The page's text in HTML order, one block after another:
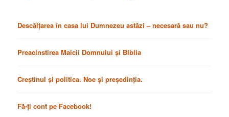
Descălțarea în casa lui Dumnezeu astăzi – necesară sau nu?
Preacinstirea Maicii Domnului și Biblia
Creștinul și politica. Noe și președinția.
Fă-ți cont pe Facebook!